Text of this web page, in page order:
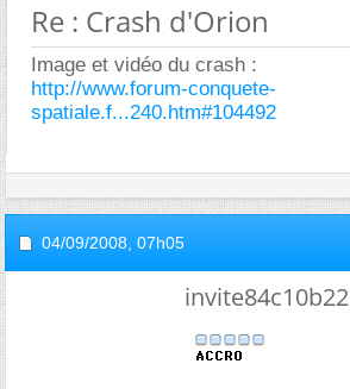
Re : Crash d'Orion
Image et vidéo du crash :
http://www.forum-conquete-
spatiale.f...240.htm#104492
04/09/2008, 07h05
invite84c10b22